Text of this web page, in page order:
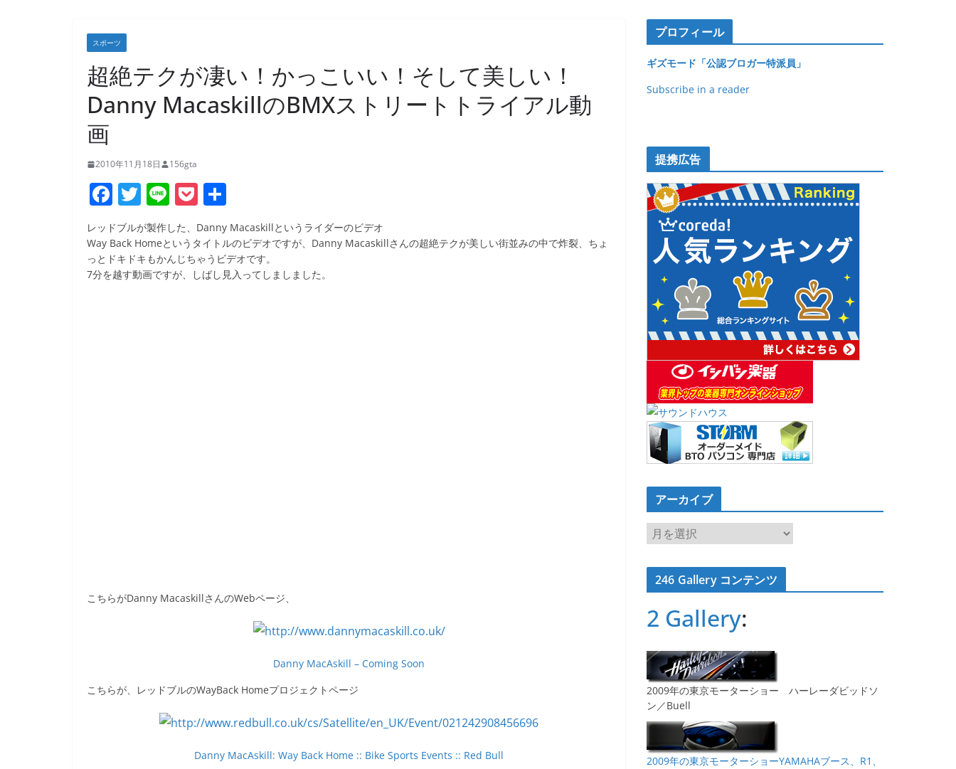
スポーツ
超絶テクが凄い！かっこいい！そして美しい！
Danny MacaskillのBMXストリートトライアル動
画
2010年11月18日 156gta
F
a
c
e
b
T
w
itt
er
Li
n
e
P
o
ck
et
有
レッドブルが製作した、Danny Macaskillというライダーのビデオ
Way Back Homeというタイトルのビデオですが、Danny Macaskillさんの超絶テクが美しい街並みの中で炸裂、ちょ
っとドキドキもかんじちゃうビデオです。
7分を越す動画ですが、しばし見入ってしましました。
こちらがDanny MacaskillさんのWebページ、
Danny MacAskill – Coming Soon
こちらが、レッドブルのWayBack Homeプロジェクトページ
Danny MacAskill: Way Back Home :: Bike Sports Events :: Red Bull
プロフィール
ギズモード「公認ブロガー特派員」
Subscribe in a reader
提携広告
アーカイブ
ア
ー
カ
イ246 Gallery コンテンツ
2 Gallery:
2009年の東京モーターショー ハーレーダビッドソ
ン／Buell
2009年の東京モーターショーYAMAHAブース、R1、